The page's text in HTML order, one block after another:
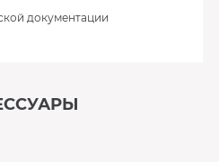
документации